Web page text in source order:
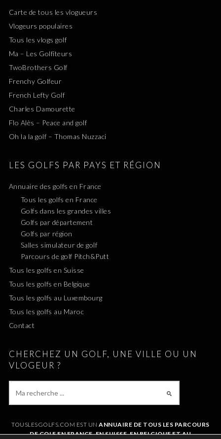
Carte de tous les vlogueurs
Vlogeurs populaires
Tous les vlogs golf
Ma – Les Golfiteurs
TwoBrothers Golf
Frenchy Golfeur
French Lefty Golf
Charles Damourette
Flo Alès – Peace and golf
Oh la la golf – Thomas Nuzzaci
LES GOLFS PAR PAYS ET RÉGION
Annuaire des golfs en France
Tous les golfs en France
Golfs dans les grandes villes
Golfs par département
Golfs par région
Salles simulateur de golf
Parcours de golf Pitch&Putt
Tous les golfs en Suisse
Tous les golfs en Belgique
Tous les golfs au Luxembourg
Tous les golfs au Maroc
Contact
CHERCHEZ UN GOLF, UNE VILLE OU UN
VLOGEUR ?
TOUSLESGOLFS.COM EST UNANNUAIRE DE TOUS LES PARCOURS
DE GOLF EN FRANCE, EN SUISSE, EN BELGIQUE ET AU